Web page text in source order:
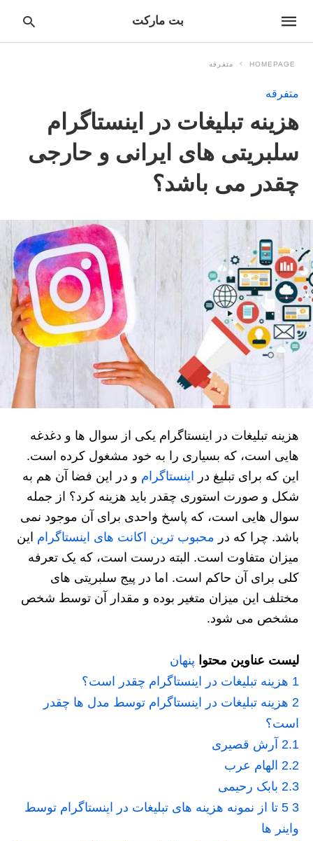
بت مارکت
HOMEPAGE متفرقه
متفرقه
هزینه تبلیغات در اینستاگرام
سلبریتی های ایرانی و حارجی
چقدر می باشد؟
هزینه تبلیغات در اینستاگرام یکی از سوال ها و دغدغه
هایی است، که بسیاری را به خود مشغول کرده است.
این که برای تبلیغ در اینستاگرام و در این فضا آن هم به
شکل و صورت استوری چقدر باید هزینه کرد؟ از جمله
سوال هایی است، که پاسخ واحدی برای آن موجود نمی
باشد. چرا که در محبوب ترین اکانت های اینستاگرام این
میزان متفاوت است. البته درست است، که یک تعرفه
کلی برای آن حاکم است. اما در پیج سلبریتی های
مختلف این میزان متغیر بوده و مقدار آن توسط شخص
مشخص می شود.
لیست عناوین محتوا پنهان
1 هزینه تبلیغات در اینستاگرام چقدر است؟
2 هزینه تبلیغات در اینستاگرام توسط مدل ها چقدر
است؟
2.1 آرش قصیری
2.2 الهام عرب
2.3 بابک رحیمی
3
5 تا از نمونه هزینه های تبلیغات در اینستاگرام توسط
واینر ها